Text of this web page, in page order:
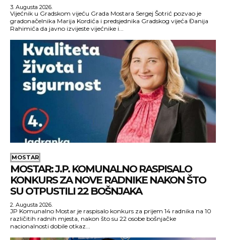
3. Augusta 2026.
Vijećnik u Gradskom vijeću Grada Mostara Sergej Šotrić pozvao je
gradonačelnika Marija Kordića i predsjednika Gradskog vijeća Đanija
Rahimića da javno izvijeste vijećnike i...
MOSTAR
MOSTAR: J.P. KOMUNALNO RASPISALO
KONKURS ZA NOVE RADNIKE NAKON ŠTO
SU OTPUSTILI 22 BOŠNJAKA
2. Augusta 2026.
JP Komunalno Mostar je raspisalo konkurs za prijem 14 radnika na 10
različitih radnih mjesta, nakon što su 22 osobe bošnjačke
nacionalnosti dobile otkaz...